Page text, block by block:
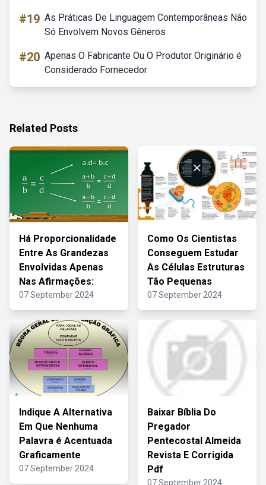
#19 As Práticas De Linguagem Contemporâneas Não
Só Envolvem Novos Gêneros
#20 Apenas O Fabricante Ou O Produtor Originário é
Considerado Fornecedor
Related Posts
Há Proporcionalidade
Entre As Grandezas
Envolvidas Apenas
Nas Afirmações:
07 September 2024
Como Os Cientistas
Conseguem Estudar
As Células Estruturas
Tão Pequenas
07 September 2024
Indique A Alternativa
Em Que Nenhuma
Palavra é Acentuada
Graficamente
07 September 2024
Baixar Bíblia Do
Pregador
Pentecostal Almeida
Revista E Corrigida
Pdf
07 September 2024